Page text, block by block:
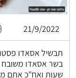
21/9/2022
תבשיל אסאדו פסטה
שעות ואח"כ אתם